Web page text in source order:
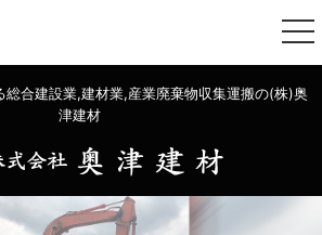
総合建設業,建材業,産業廃棄物収集運搬の(株)奥
津建材